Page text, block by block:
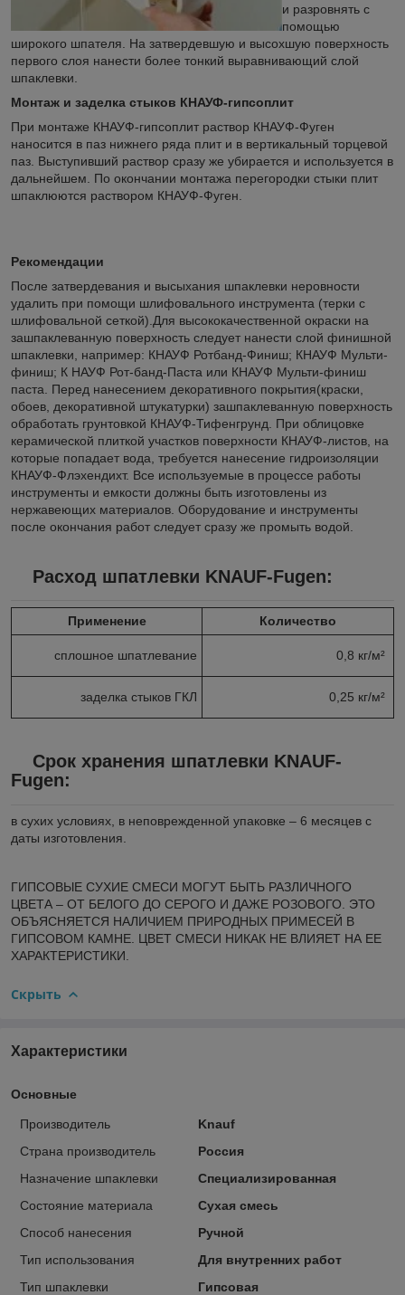
и разровнять с
помощью
широкого шпателя. На затвердевшую и высохшую поверхность
первого слоя нанести более тонкий выравнивающий слой
шпаклевки.
Монтаж и заделка стыков КНАУФ-гипсоплит
При монтаже КНАУФ-гипсоплит раствор КНАУФ-Фуген
наносится в паз нижнего ряда плит и в вертикальный торцевой
паз. Выступивший раствор сразу же убирается и используется в
дальнейшем. По окончании монтажа перегородки стыки плит
шпаклюются раствором КНАУФ-Фуген.
Рекомендации
После затвердевания и высыхания шпаклевки неровности
удалить при помощи шлифовального инструмента (терки с
шлифовальной сеткой).Для высококачественной окраски на
зашпаклеванную поверхность следует нанести слой финишной
шпаклевки, например: КНАУФ Ротбанд-Финиш; КНАУФ Мульти-
финиш; К НАУФ Рот-банд-Паста или КНАУФ Мульти-финиш
паста. Перед нанесением декоративного покрытия(краски,
обоев, декоративной штукатурки) зашпаклеванную поверхность
обработать грунтовкой КНАУФ-Тифенгрунд. При облицовке
керамической плиткой участков поверхности КНАУФ-листов, на
которые попадает вода, требуется нанесение гидроизоляции
КНАУФ-Флэхендихт. Все используемые в процессе работы
инструменты и емкости должны быть изготовлены из
нержавеющих материалов. Оборудование и инструменты
после окончания работ следует сразу же промыть водой.
Расход шпатлевки KNAUF-Fugen:
Применение Количество
сплошное шпатлевание 0,8 кг/м²
заделка стыков ГКЛ 0,25 кг/м²
Срок хранения шпатлевки KNAUF-
Fugen:
в сухих условиях, в неповрежденной упаковке – 6 месяцев с
даты изготовления.
ГИПСОВЫЕ СУХИЕ СМЕСИ МОГУТ БЫТЬ РАЗЛИЧНОГО
ЦВЕТА – ОТ БЕЛОГО ДО СЕРОГО И ДАЖЕ РОЗОВОГО. ЭТО
ОБЪЯСНЯЕТСЯ НАЛИЧИЕМ ПРИРОДНЫХ ПРИМЕСЕЙ В
ГИПСОВОМ КАМНЕ. ЦВЕТ СМЕСИ НИКАК НЕ ВЛИЯЕТ НА ЕЕ
ХАРАКТЕРИСТИКИ.
Скрыть
Характеристики
Основные
Производитель
Knauf
Страна производитель
Россия
Назначение шпаклевки
Специализированная
Состояние материала
Сухая смесь
Способ нанесения
Ручной
Тип использования
Для внутренних работ
Тип шпаклевки
Гипсовая